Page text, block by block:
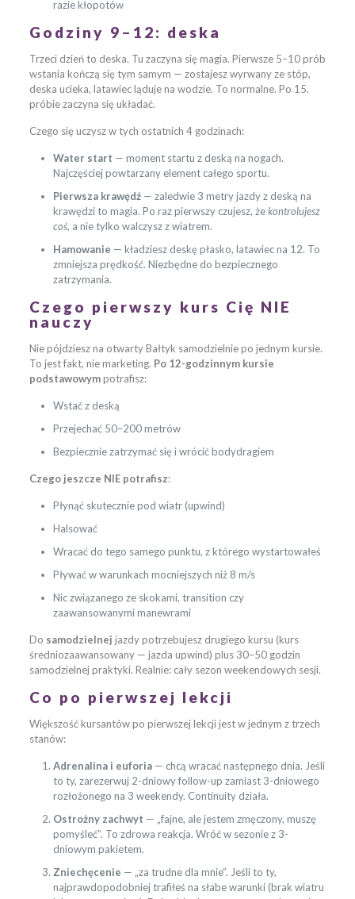
razie kłopotów
Godziny 9–12: deska
Trzeci dzień to deska. Tu zaczyna się magia. Pierwsze 5–10 prób
wstania kończą się tym samym — zostajesz wyrwany ze stóp,
deska ucieka, latawiec ląduje na wodzie. To normalne. Po 15.
próbie zaczyna się układać.
Czego się uczysz w tych ostatnich 4 godzinach:
Water start — moment startu z deską na nogach.
Najczęściej powtarzany element całego sportu.
Pierwsza krawędź— zaledwie 3 metry jazdy z deską na
krawędzi to magia. Po raz pierwszy czujesz, żekontrolujesz
coś, a nie tylko walczysz z wiatrem.
Hamowanie — kładziesz deskę płasko, latawiec na 12. To
zmniejsza prędkość. Niezbędne do bezpiecznego
zatrzymania.
Czego pierwszy kurs Cię NIE
nauczy
Nie pójdziesz na otwarty Bałtyk samodzielnie po jednym kursie.
To jest fakt, nie marketing. Po 12-godzinnym kursie
podstawowympotrafisz:
Wstać z deską
Przejechać 50–200 metrów
Bezpiecznie zatrzymać się i wrócić bodydragiem
Czego jeszcze NIE potrafisz:
Płynąć skutecznie pod wiatr (upwind)
Halsować
Wracać do tego samego punktu, z którego wystartowałeś
Pływać w warunkach mocniejszych niż 8 m/s
Nic związanego ze skokami, transition czy
zaawansowanymi manewrami
Do samodzielnej jazdy potrzebujesz drugiego kursu (kurs
średniozaawansowany — jazda upwind) plus 30–50 godzin
samodzielnej praktyki. Realnie: cały sezon weekendowych sesji.
Co po pierwszej lekcji
Większość kursantów po pierwszej lekcji jest w jednym z trzech
stanów:
Adrenalina i euforia— chcą wracać następnego dnia. Jeśli
to ty, zarezerwuj 2-dniowy follow-up zamiast 3-dniowego
rozłożonego na 3 weekendy. Continuity działa.
Ostrożny zachwyt — „fajne, ale jestem zmęczony, muszę
pomyśleć”. To zdrowa reakcja. Wróć w sezonie z 3-
dniowym pakietem.
Zniechęcenie — „za trudne dla mnie”. Jeśli to ty,
najprawdopodobniej trafiłeś na słabe warunki (brak wiatru